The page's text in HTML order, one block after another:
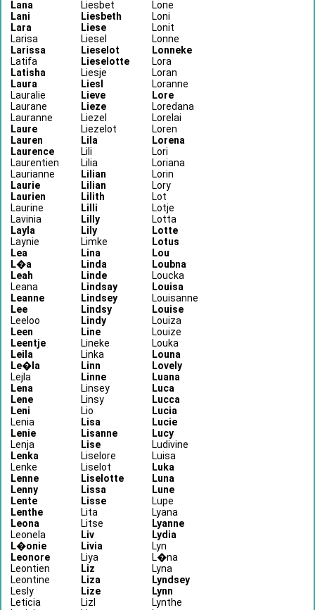
Lana
Lani
Lara
Larisa
Larissa
Latifa
Latisha
Laura
Lauralie
Laurane
Lauranne
Laure
Lauren
Laurence
Laurentien
Laurianne
Laurie
Laurien
Laurine
Lavinia
Layla
Laynie
Lea
L�a
Leah
Leana
Leanne
Lee
Leeloo
Leen
Leentje
Leila
Le�la
Lejla
Lena
Lene
Leni
Lenia
Lenie
Lenja
Lenka
Lenke
Lenne
Lenny
Lente
Lenthe
Leona
Leonela
L�onie
Leonore
Leontien
Leontine
Lesly
Leticia
Liesbet
Liesbeth
Liese
Liesel
Lieselot
Lieselotte
Liesje
Liesl
Lieve
Lieze
Liezel
Liezelot
Lila
Lili
Lilia
Lilian
Lilian
Lilith
Lilli
Lilly
Lily
Limke
Lina
Linda
Linde
Lindsay
Lindsey
Lindsy
Lindy
Line
Lineke
Linka
Linn
Linne
Linsey
Linsy
Lio
Lisa
Lisanne
Lise
Liselore
Liselot
Liselotte
Lissa
Lisse
Lita
Litse
Liv
Livia
Liya
Liz
Liza
Lize
Lizl
Lone
Loni
Lonit
Lonne
Lonneke
Lora
Loran
Loranne
Lore
Loredana
Lorelai
Loren
Lorena
Lori
Loriana
Lorin
Lory
Lot
Lotje
Lotta
Lotte
Lotus
Lou
Loubna
Loucka
Louisa
Louisanne
Louise
Louiza
Louize
Louka
Louna
Lovely
Luana
Luca
Lucca
Lucia
Lucie
Lucy
Ludivine
Luisa
Luka
Luna
Lune
Lupe
Lyana
Lyanne
Lydia
Lyn
L�na
Lyna
Lyndsey
Lynn
Lynthe